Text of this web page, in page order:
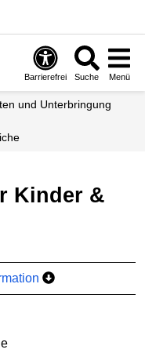
Barrierefrei Suche Menü
und Unterbringung